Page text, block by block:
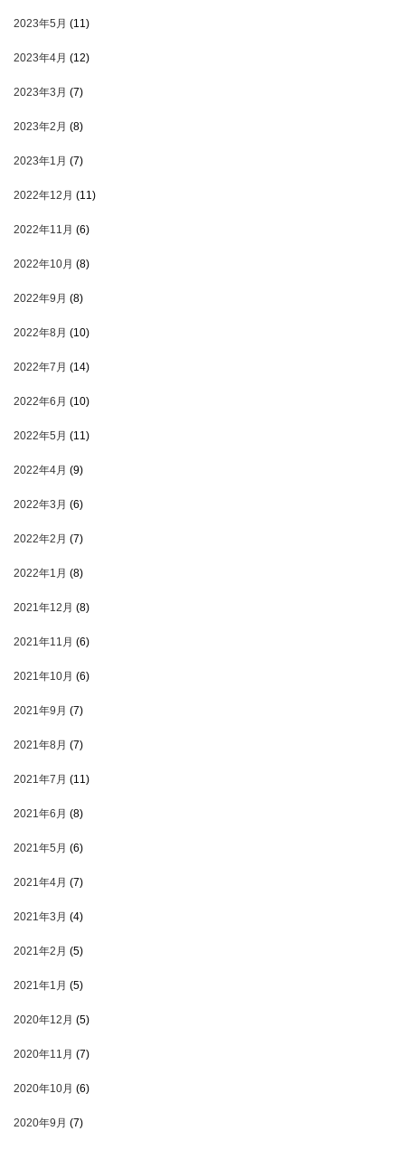
2023年5月 (11)
2023年4月 (12)
2023年3月 (7)
2023年2月 (8)
2023年1月 (7)
2022年12月 (11)
2022年11月 (6)
2022年10月 (8)
2022年9月 (8)
2022年8月 (10)
2022年7月 (14)
2022年6月 (10)
2022年5月 (11)
2022年4月 (9)
2022年3月 (6)
2022年2月 (7)
2022年1月 (8)
2021年12月 (8)
2021年11月 (6)
2021年10月 (6)
2021年9月 (7)
2021年8月 (7)
2021年7月 (11)
2021年6月 (8)
2021年5月 (6)
2021年4月 (7)
2021年3月 (4)
2021年2月 (5)
2021年1月 (5)
2020年12月 (5)
2020年11月 (7)
2020年10月 (6)
2020年9月 (7)